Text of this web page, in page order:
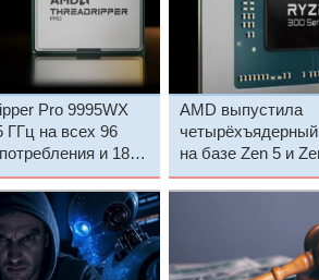
Pro 9995WX
ГГц на всех 96
и 186
R23
AMD выпустила
на базе Zen 5 и
доступных